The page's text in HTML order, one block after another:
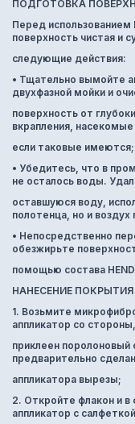
ПОДГОТОВКА
Перед использованием
поверхность чистая и
следующие действия:
• Тщательно вымойте
двухфазной мойки и
поверхность от
вкрапления,
если таковые имеются;
• Убедитесь, что в
не осталось воды.
оставшуюся воду,
полотенца, но и
• Непосредственно
обезжирьте
помощью состава
НАНЕСЕНИЕ ПОКРЫТИЯ
1. Возьмите
аппликатор со
приклеен поролоновый
предварительно
аппликатора вырезы;
2. Откройте флакон и
аппликатор с